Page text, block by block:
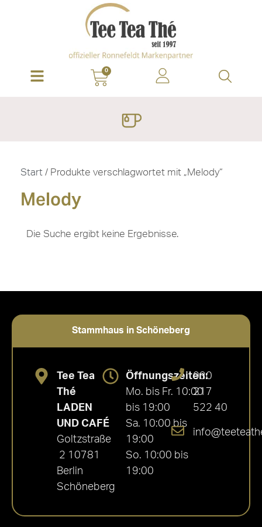
0
Start / Produkte verschlagwortet mit „Melody“
Melody
Die Suche ergibt keine Ergebnisse.
Stammhaus in Schöneberg
Tee Tea
Thé
LADEN
UND CAFÉ
Goltzstraße
2 10781
Berlin
Schöneberg
Öffnungszeiten:
Mo. bis Fr. 10:00
bis 19:00
Sa. 10:00 bis
19:00
So. 10:00 bis
19:00
030
217
522 40